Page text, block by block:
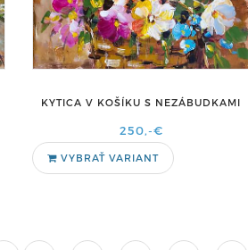
KYTICA V KOŠÍKU S NEZÁBUDKAMI
250,-€
VYBRAŤ VARIANT